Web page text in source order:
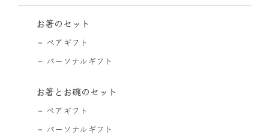
お箸のセット
ペアギフト
パーソナルギフト
お箸とお碗のセット
ペアギフト
パーソナルギフト